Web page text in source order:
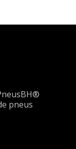
pneus